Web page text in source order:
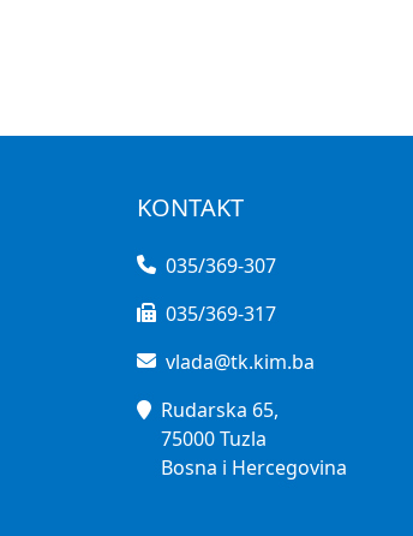
KONTAKT
035/369-307
035/369-317
vlada@tk.kim.ba
Rudarska 65,
75000 Tuzla
Bosna i Hercegovina